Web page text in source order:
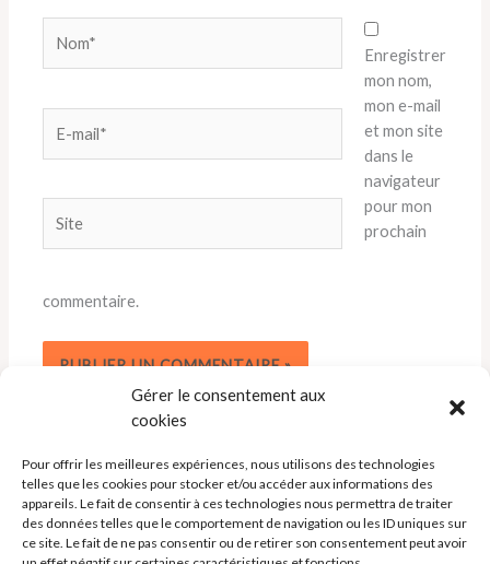
Gérer le consentement aux
cookies
Pour offrir les meilleures expériences, nous utilisons des technologies
telles que les cookies pour stocker et/ou accéder aux informations des
appareils. Le fait de consentir à ces technologies nous permettra de traiter
des données telles que le comportement de navigation ou les ID uniques sur
ce site. Le fait de ne pas consentir ou de retirer son consentement peut avoir
mail*
Enregistrer
mon nom,
mon e-mail
et mon site
dans le
navigateur
pour mon
prochain
commentaire.